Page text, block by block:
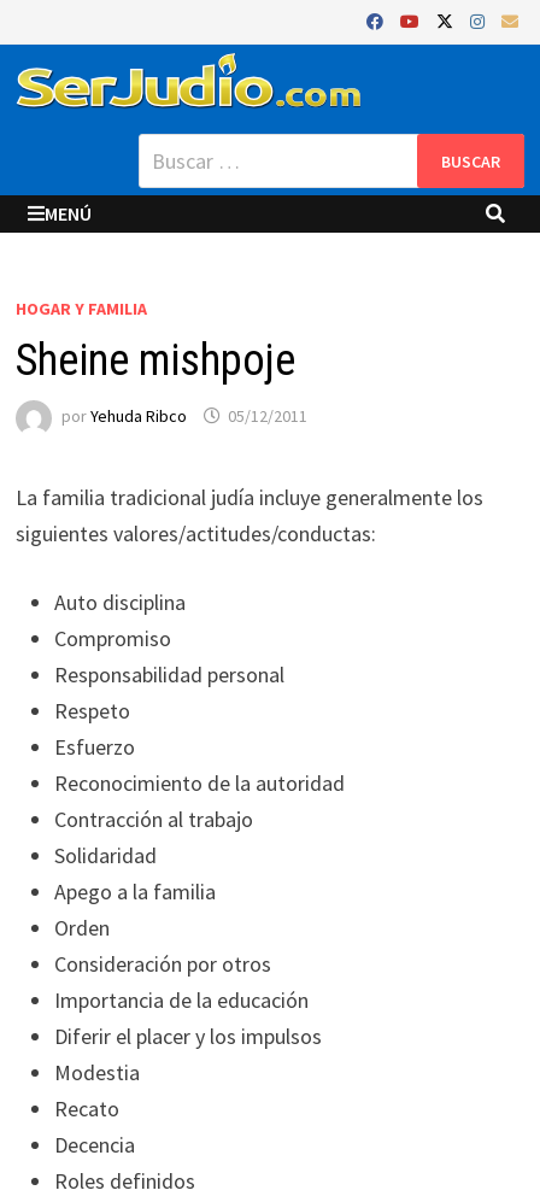
al
contenido
Buscar:
MENÚ
HOGAR Y FAMILIA
Sheine mishpoje
porYehuda Ribco 05/12/2011
La familia tradicional judía incluye generalmente los
siguientes valores/actitudes/conductas:
Auto disciplina
Compromiso
Responsabilidad personal
Respeto
Esfuerzo
Reconocimiento de la autoridad
Contracción al trabajo
Solidaridad
Apego a la familia
Orden
Consideración por otros
Importancia de la educación
Diferir el placer y los impulsos
Modestia
Recato
Decencia
Roles definidos